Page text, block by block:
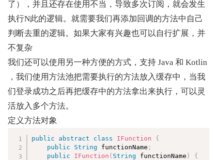
了），并且还存在使用不当，导致多次订阅，就会发生
执行N此的逻辑。就需要我们再添加回调的方法中自己
判断去重的逻辑。如果大家有兴趣也可以自行扩展，并
不复杂
我们还可以使用另一种方便的方式，支持 Java 和 Kotlin
，我们使用方法池把需要执行的方法放入缓存中，当我
们登录成功之后再把缓存中的方法拿出来执行，可以灵
活放入多个方法。
定义方法对象
public abstract class IFunction
{
public
String functionName ;
public
IFunction ( String functionName )
{